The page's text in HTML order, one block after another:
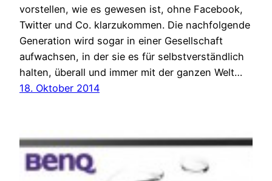
vorstellen, wie es gewesen ist, ohne Facebook,
Twitter und Co. klarzukommen. Die nachfolgende
Generation wird sogar in einer Gesellschaft
aufwachsen, in der sie es für selbstverständlich
halten, überall und immer mit der ganzen Welt…
18. Oktober 2014